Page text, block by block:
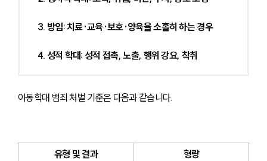
3. 방임: 치료·교육·보호·양육을 소홀히 하는 경우
4. 성적 학대: 성적 접촉, 노출, 행위 강요, 착취
아동학대 범죄 처벌 기준은 다음과 같습니다.
유형 및 결과
형량